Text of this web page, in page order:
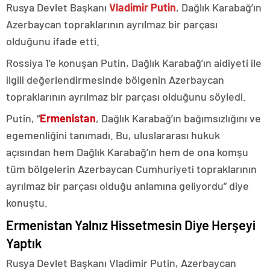
Rusya Devlet Başkanı Vladimir Putin, Dağlık Karabağ’ın
Azerbaycan topraklarının ayrılmaz bir parçası
olduğunu ifade etti.
Rossiya 1’e konuşan Putin, Dağlık Karabağ’ın aidiyeti ile
ilgili değerlendirmesinde bölgenin Azerbaycan
topraklarının ayrılmaz bir parçası olduğunu söyledi.
Putin, “Ermenistan, Dağlık Karabağ’ın bağımsızlığını ve
egemenliğini tanımadı. Bu, uluslararası hukuk
açısından hem Dağlık Karabağ’ın hem de ona komşu
tüm bölgelerin Azerbaycan Cumhuriyeti topraklarının
ayrılmaz bir parçası olduğu anlamına geliyordu” diye
konuştu.
Ermenistan Yalnız Hissetmesin Diye Herşeyi
Yaptık
Rusya Devlet Başkanı Vladimir Putin, Azerbaycan